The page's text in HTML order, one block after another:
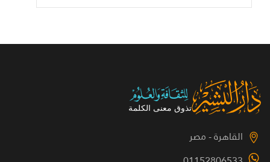
القاهرة - مصر